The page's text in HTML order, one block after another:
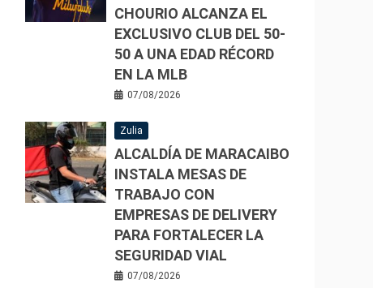
CHOURIO ALCANZA EL
EXCLUSIVO CLUB DEL 50-
50 A UNA EDAD RÉCORD
EN LA MLB
07/08/2026
Zulia
ALCALDÍA DE MARACAIBO
INSTALA MESAS DE
TRABAJO CON
EMPRESAS DE DELIVERY
PARA FORTALECER LA
SEGURIDAD VIAL
07/08/2026